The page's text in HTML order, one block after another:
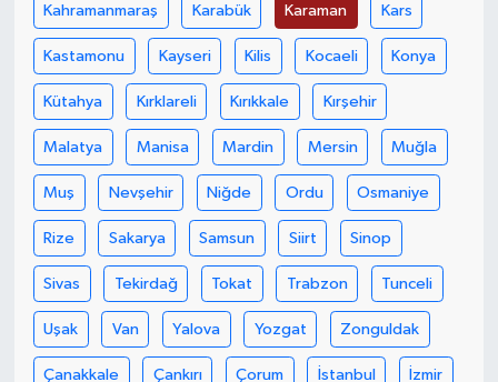
Kahramanmaraş Karabük Karaman Kars
Kastamonu Kayseri Kilis Kocaeli Konya
Kütahya Kırklareli Kırıkkale Kırşehir
Malatya Manisa Mardin Mersin Muğla
Muş Nevşehir Niğde Ordu Osmaniye
Rize Sakarya Samsun Siirt Sinop
Sivas Tekirdağ Tokat Trabzon Tunceli
Uşak Van Yalova Yozgat Zonguldak
Çanakkale Çankırı Çorum İstanbul İzmir